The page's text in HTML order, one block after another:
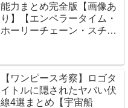
能力まとめ完全版【画像あ
り】【エンペラータイム・
ホーリーチェーン・スチー
ン】
【ワンピース考察】ロゴタ
イトルに隠されたヤバい伏
線4選まとめ【宇宙船